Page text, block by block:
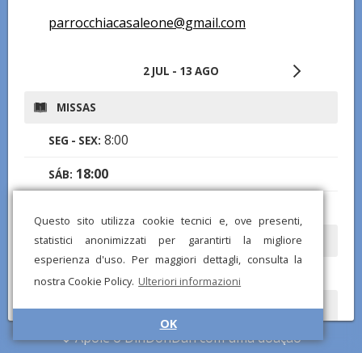
Questo sito utilizza cookie tecnici e, ove presenti,
statistici anonimizzati per garantirti la migliore
esperienza d'uso. Per maggiori dettagli, consulta la
nostra Cookie Policy. Ulteriori informazioni
OK
parrocchiacasaleone@gmail.com
2 JUL - 13 AGO
MISSAS
SEG - SEX: 8:00
SÁB: 18:00
CONFISSÕES
16:00-18:00
ADORAÇÃO EUCARÍSTICA
QUI:8:30-12:00
Apoie o DinDonDan com uma doação